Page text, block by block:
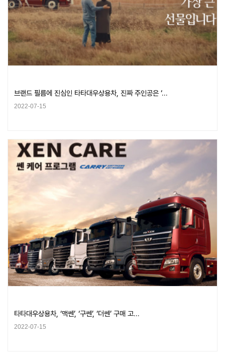
브랜드 필름에 진심인 타타대우상용차, 진짜 주인공은 ‘…
2022-07-15
타타대우상용차, ‘맥쎈’, ‘구쎈’, ‘더쎈’ 구매 고…
2022-07-15